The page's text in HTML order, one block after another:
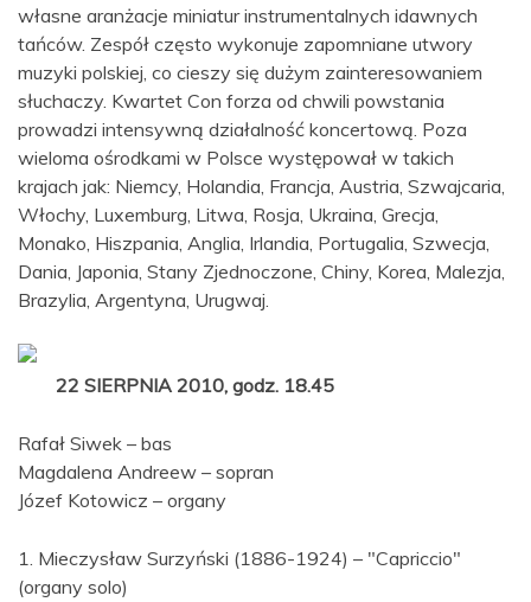
własne aranżacje miniatur instrumentalnych idawnych
tańców. Zespół często wykonuje zapomniane utwory
muzyki polskiej, co cieszy się dużym zainteresowaniem
słuchaczy. Kwartet Con forza od chwili powstania
prowadzi intensywną działalność koncertową. Poza
wieloma ośrodkami w Polsce występował w takich
krajach jak: Niemcy, Holandia, Francja, Austria, Szwajcaria,
Włochy, Luxemburg, Litwa, Rosja, Ukraina, Grecja,
Monako, Hiszpania, Anglia, Irlandia, Portugalia, Szwecja,
Dania, Japonia, Stany Zjednoczone, Chiny, Korea, Malezja,
Brazylia, Argentyna, Urugwaj.
22 SIERPNIA 2010, godz. 18.45
Rafał Siwek – bas
Magdalena Andreew – sopran
Józef Kotowicz – organy
1. Mieczysław Surzyński (1886-1924) – "Capriccio"
(organy solo)